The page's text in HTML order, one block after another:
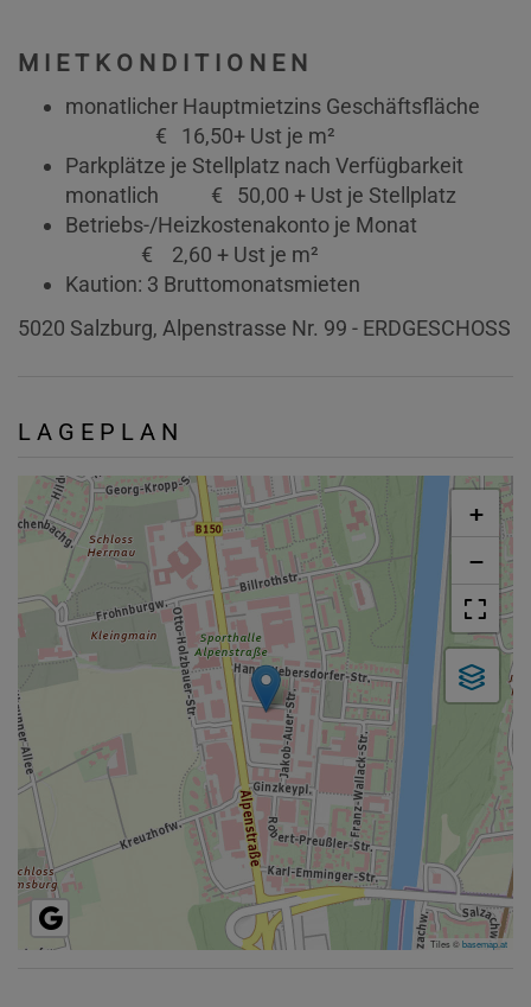
MIETKONDITIONEN
monatlicher Hauptmietzins Geschäftsfläche
€ 16,50+ Ust je m²
Parkplätze je Stellplatz nach Verfügbarkeit
monatlich € 50,00 + Ust je Stellplatz
Betriebs-/Heizkostenakonto je Monat
€ 2,60 + Ust je m²
Kaution: 3 Bruttomonatsmieten
5020 Salzburg, Alpenstrasse Nr. 99 - ERDGESCHOSS
LAGEPLAN
+
−
Tiles ©basemap.at